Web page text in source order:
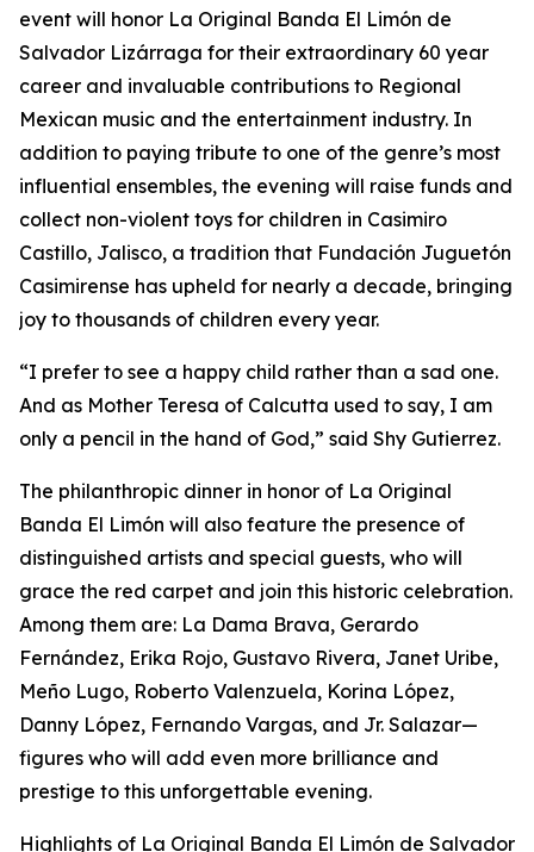
event will honor La Original Banda El Limón de
Salvador Lizárraga for their extraordinary 60 year
career and invaluable contributions to Regional
Mexican music and the entertainment industry. In
addition to paying tribute to one of the genre’s most
influential ensembles, the evening will raise funds and
collect non-violent toys for children in Casimiro
Castillo, Jalisco, a tradition that Fundación Juguetón
Casimirense has upheld for nearly a decade, bringing
joy to thousands of children every year.
“I prefer to see a happy child rather than a sad one.
And as Mother Teresa of Calcutta used to say, I am
only a pencil in the hand of God,” said Shy Gutierrez.
The philanthropic dinner in honor of La Original
Banda El Limón will also feature the presence of
distinguished artists and special guests, who will
grace the red carpet and join this historic celebration.
Among them are: La Dama Brava, Gerardo
Fernández, Erika Rojo, Gustavo Rivera, Janet Uribe,
Meño Lugo, Roberto Valenzuela, Korina López,
Danny López, Fernando Vargas, and Jr. Salazar—
figures who will add even more brilliance and
prestige to this unforgettable evening.
Highlights of La Original Banda El Limón de Salvador